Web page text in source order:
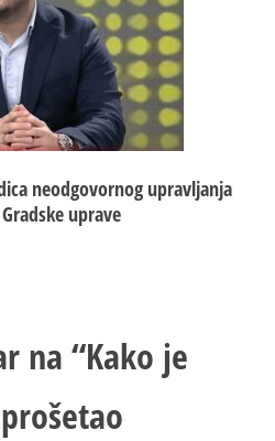
neodgovornog upravljanja
uprave
na “Kako je